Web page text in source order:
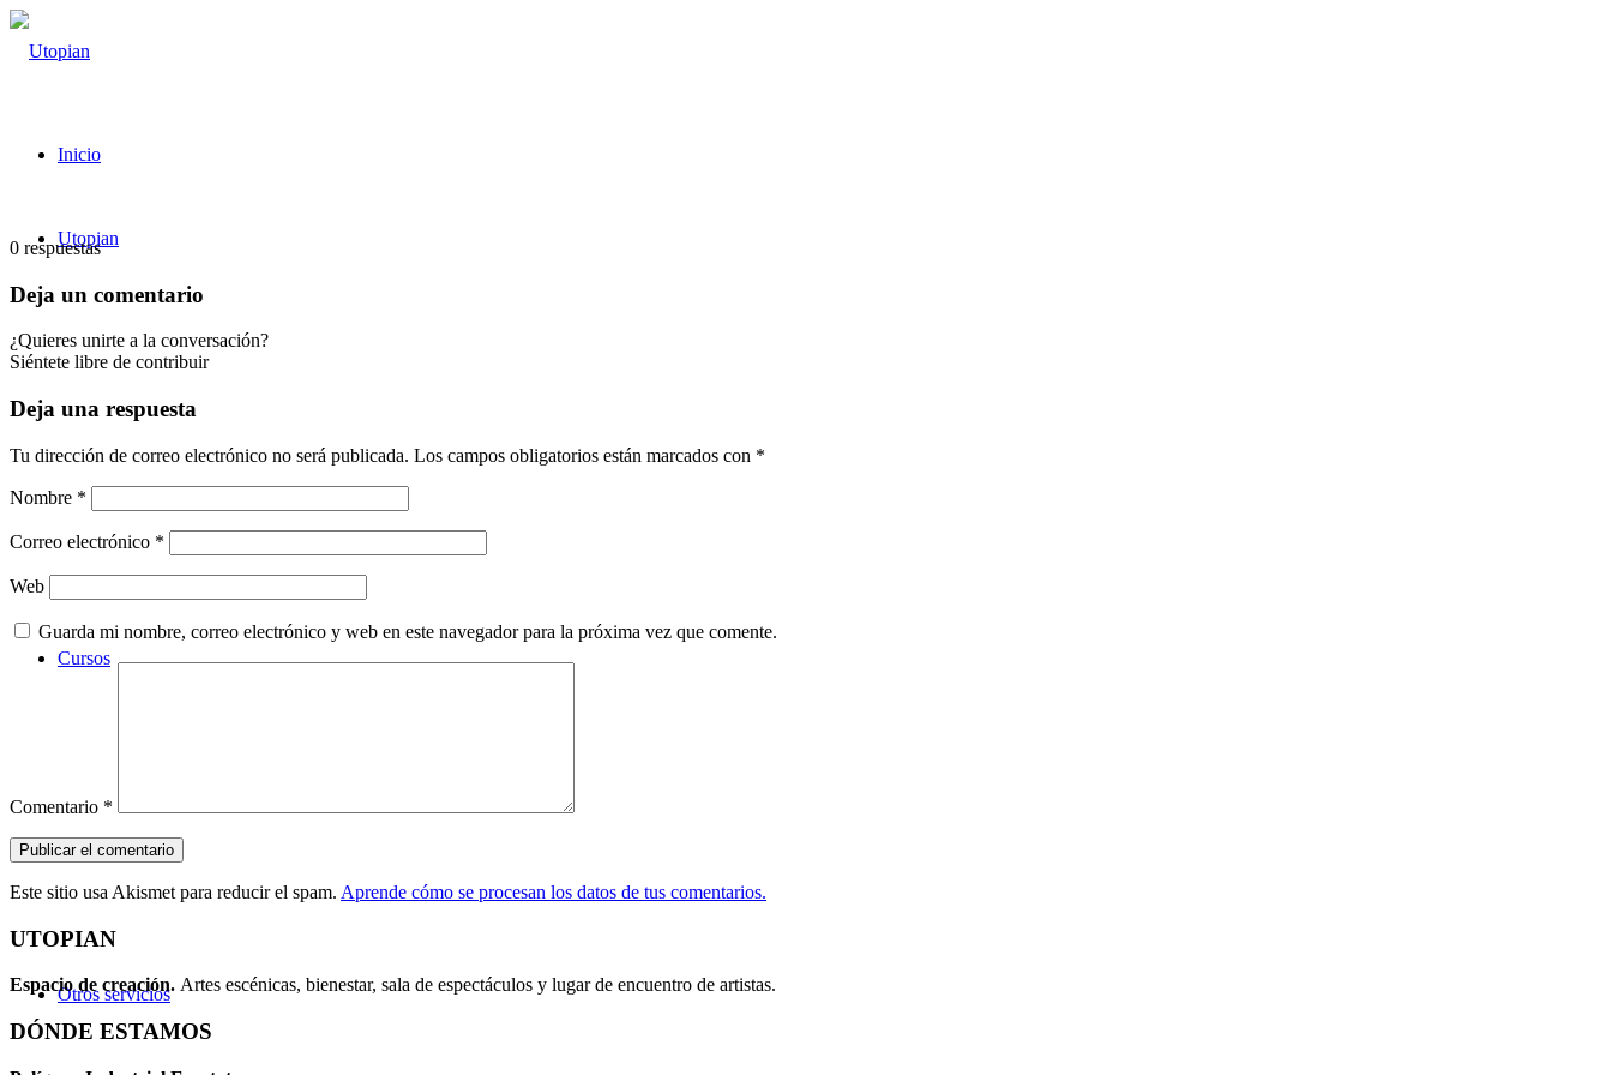
Inicio
Utopian
Cursos
Otros servicios
0 respuestas
Deja un comentario
¿Quieres unirte a la conversación?
Siéntete libre de contribuir
Deja una respuesta
Tu dirección de correo electrónico no será publicada. Los campos obligatorios están marcados con *
Nombre *
Correo electrónico *
Web
Guarda mi nombre, correo electrónico y web en este navegador para la próxima vez que comente.
Comentario *
Este sitio usa Akismet para reducir el spam. Aprende cómo se procesan los datos de tus comentarios.
UTOPIAN
Espacio de creación. Artes escénicas, bienestar, sala de espectáculos y lugar de encuentro de artistas.
DÓNDE ESTAMOS